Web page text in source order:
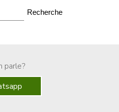
Recherche
parle?